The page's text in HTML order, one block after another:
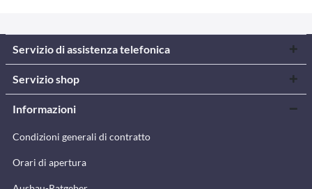
Servizio di assistenza telefonica
Servizio shop
Informazioni
Condizioni generali di contratto
Orari di apertura